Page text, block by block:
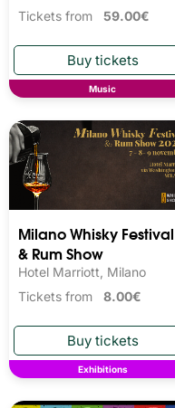
Tickets from 59.00€
Music
Milano Whisky Festival
& Rum Show
Hotel Marriott, Milano
Tickets from 8.00€
Exhibitions